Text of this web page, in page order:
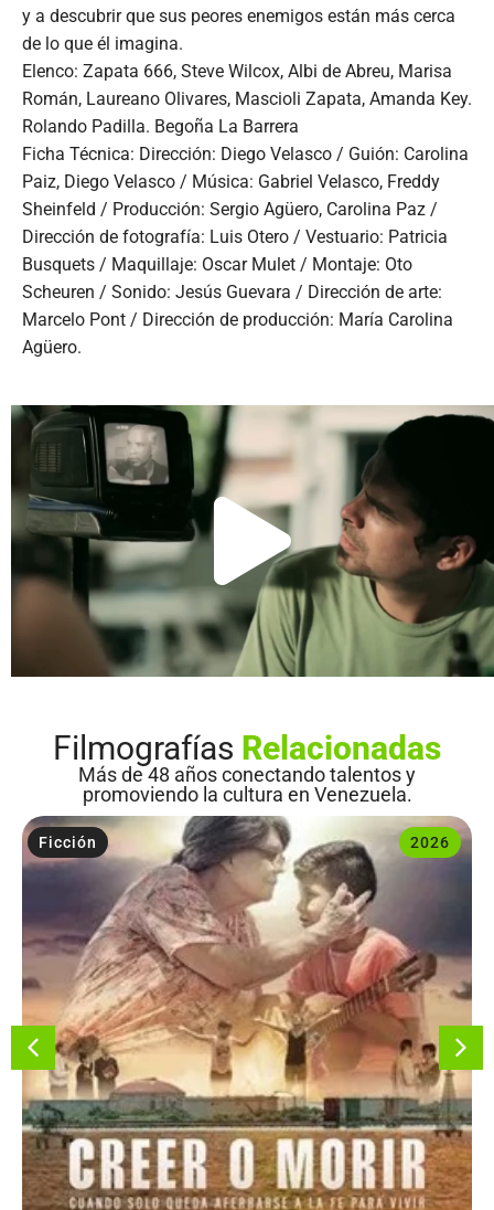
y a descubrir que sus peores enemigos están más cerca
de lo que él imagina.
Elenco: Zapata 666, Steve Wilcox, Albi de Abreu, Marisa
Román, Laureano Olivares, Mascioli Zapata, Amanda Key.
Rolando Padilla. Begoña La Barrera
Ficha Técnica: Dirección: Diego Velasco / Guión: Carolina
Paiz, Diego Velasco / Música: Gabriel Velasco, Freddy
Sheinfeld / Producción: Sergio Agüero, Carolina Paz /
Dirección de fotografía: Luis Otero / Vestuario: Patricia
Busquets / Maquillaje: Oscar Mulet / Montaje: Oto
Scheuren / Sonido: Jesús Guevara / Dirección de arte:
Marcelo Pont / Dirección de producción: María Carolina
Agüero.
Filmografías Relacionadas
Más de 48 años conectando talentos y
promoviendo la cultura en Venezuela.
2026
Ficción